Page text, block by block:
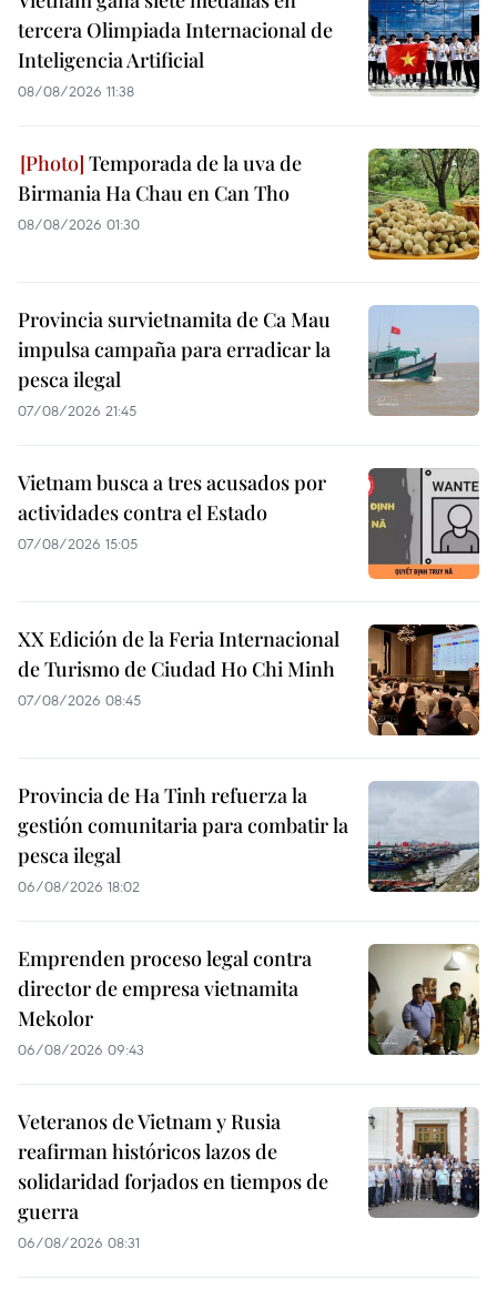
tercera Olimpiada Internacional de
Inteligencia Artificial
08/08/2026 11:38
Temporada de la uva de
Birmania Ha Chau en Can Tho
08/08/2026 01:30
Provincia survietnamita de Ca Mau
impulsa campaña para erradicar la
pesca ilegal
07/08/2026 21:45
Vietnam busca a tres acusados por
actividades contra el Estado
07/08/2026 15:05
XX Edición de la Feria Internacional
de Turismo de Ciudad Ho Chi Minh
07/08/2026 08:45
Provincia de Ha Tinh refuerza la
gestión comunitaria para combatir la
pesca ilegal
06/08/2026 18:02
Emprenden proceso legal contra
director de empresa vietnamita
Mekolor
06/08/2026 09:43
Veteranos de Vietnam y Rusia
reafirman históricos lazos de
solidaridad forjados en tiempos de
guerra
06/08/2026 08:31